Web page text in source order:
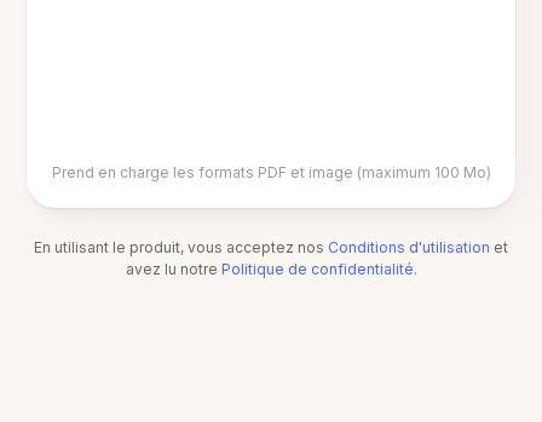
Prend en charge les formats PDF et image (maximum 100 Mo)
En utilisant le produit, vous acceptez nos Conditions d'utilisation et
avez lu notre Politique de confidentialité.